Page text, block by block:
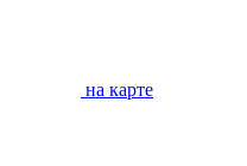
на карте